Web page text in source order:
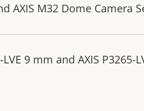
AXIS M32 Dome Camera
9 mm and AXIS P3265-